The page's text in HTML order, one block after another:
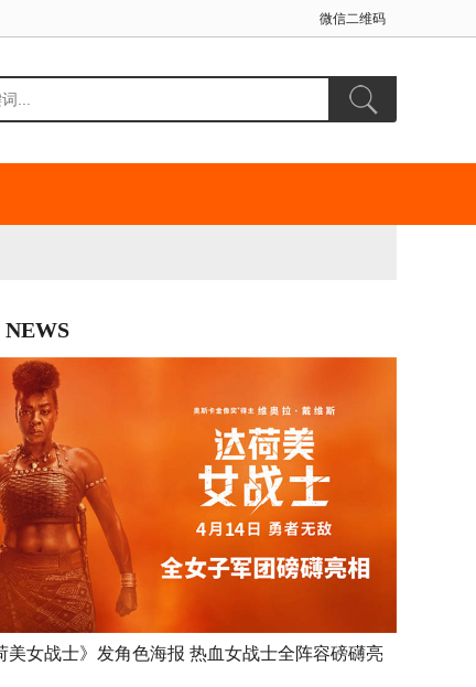
微信二维码
美女战士》发角色海报 热血女战士全阵容磅礴亮